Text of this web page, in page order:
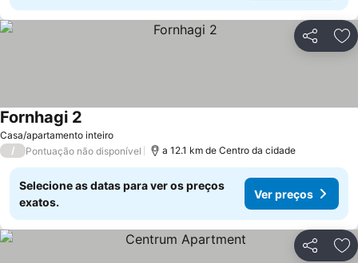
Partilhar
Casa/apartamento inteiro
Fornhagi 2
/ Pontuação não disponível a 12.1 km de Centro da cidade
Selecione as datas para ver os preços
exatos.
Ver preços
Partilhar